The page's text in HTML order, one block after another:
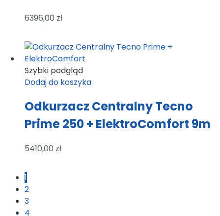
6396,00 zł
Szybki podgląd
Dodaj do koszyka
Odkurzacz Centralny Tecno
Prime 250 + ElektroComfort 9m
5410,00 zł
1
2
3
4